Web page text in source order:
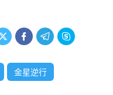
  
金星逆行